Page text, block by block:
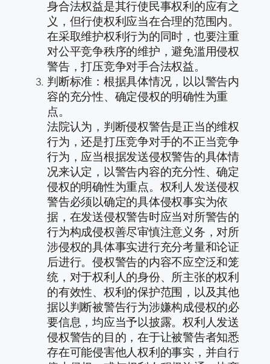
身合法权益是其行使民事权利的应有之
义，但行使权利应当在合理的范围内。
在采取维护权利行为的同时，也要注重
对公平竞争秩序的维护，避免滥用侵权
警告，打压竞争对手合法权益。
判断标准：根据具体情况，以以警告内
容的充分性、确定侵权的明确性为重
点。
法院认为，判断侵权警告是正当的维权
行为，还是打压竞争对手的不正当竞争
行为，应当根据发送侵权警告的具体情
况来认定，以警告内容的充分性、确定
侵权的明确性为重点。权利人发送侵权
警告必须以确定的具体侵权事实为依
据，在发送侵权警告时应当对所警告的
行为构成侵权善尽审慎注意义务，对所
涉侵权的具体事实进行充分考量和论证
后进行。侵权警告的内容不应空泛和笼
统，对于权利人的身份、所主张的权利
的有效性、权利的保护范围，以及其他
据以判断被警告行为涉嫌构成侵权的必
要信息，均应当予以披露。权利人发送
侵权警告的目的，在于让被警告者知悉
存在可能侵害他人权利的事实，并自行